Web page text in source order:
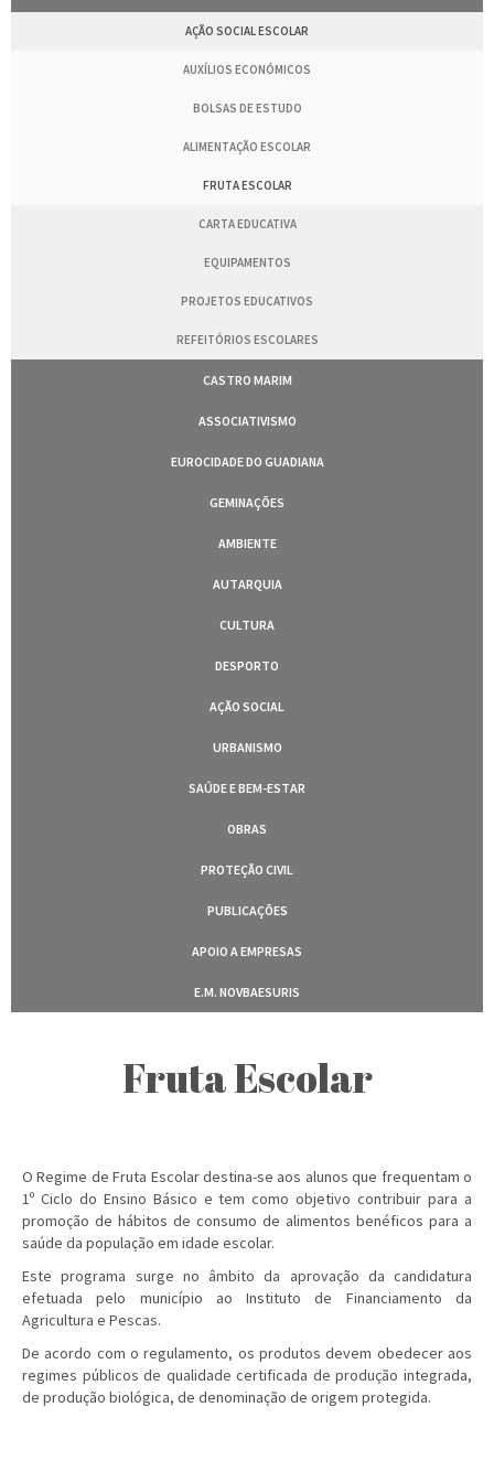
AÇÃO SOCIAL ESCOLAR
AUXÍLIOS ECONÓMICOS
BOLSAS DE ESTUDO
ALIMENTAÇÃO ESCOLAR
FRUTA ESCOLAR
CARTA EDUCATIVA
EQUIPAMENTOS
PROJETOS EDUCATIVOS
REFEITÓRIOS ESCOLARES
CASTRO MARIM
ASSOCIATIVISMO
EUROCIDADE DO GUADIANA
GEMINAÇÕES
AMBIENTE
AUTARQUIA
CULTURA
DESPORTO
AÇÃO SOCIAL
URBANISMO
SAÚDE E BEM-ESTAR
OBRAS
PROTEÇÃO CIVIL
PUBLICAÇÕES
APOIO A EMPRESAS
E.M. NOVBAESURIS
Fruta Escolar
O Regime de Fruta Escolar destina-se aos alunos que frequentam o
1º Ciclo do Ensino Básico e tem como objetivo contribuir para a
promoção de hábitos de consumo de alimentos benéficos para a
saúde da população em idade escolar.
Este programa surge no âmbito da aprovação da candidatura
efetuada pelo município ao Instituto de Financiamento da
Agricultura e Pescas.
De acordo com o regulamento, os produtos devem obedecer aos
regimes públicos de qualidade certificada de produção integrada,
de produção biológica, de denominação de origem protegida.